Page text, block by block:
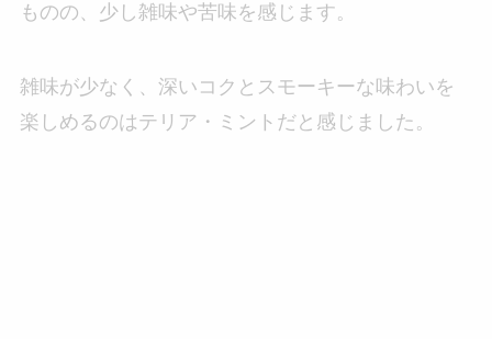
ものの、少し雑味や苦味を感じます。
雑味が少なく、深いコクとスモーキーな味わいを
楽しめるのはテリア・ミントだと感じました。